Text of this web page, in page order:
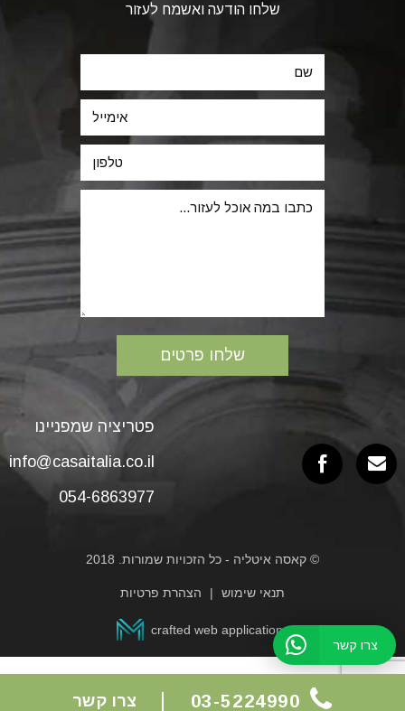
שלחו הודעה ואשמח לעזור
פטריציה שמפניינו
info@casaitalia.co.il
054-6863977
תנאי שימוש הצהרת פרטיות
© קאסה איטליה - כל הזכויות שמורות. 2018
crafted web applications
צרו קשר 03-5224990
צרו קשר